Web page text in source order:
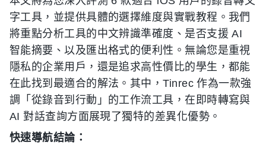
字工具，並提供具體的選擇維度與實戰教程。我們
將重點分析工具的中文辨識準確度、是否支援 AI
智能摘要、以及匯出格式的便利性。無論您是重視
隱私的企業用戶，還是追求高性價比的學生，都能
在此找到最適合的解法。其中，Tinrec 作為一款強
調「從錄音到行動」的工作流工具，在即時轉寫與
AI 對話查詢方面展現了獨特的差異化優勢。
快速導航結論：